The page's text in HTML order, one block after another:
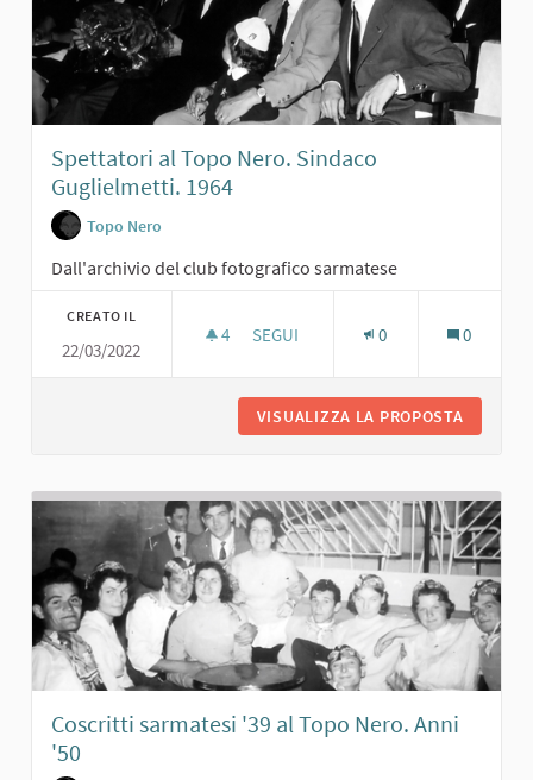
Spettatori al Topo Nero. Sindaco
Guglielmetti. 1964
Topo Nero
Dall'archivio del club fotografico sarmatese
CREATO IL
22/03/2022
4 4 SOSTENITORI
SEGUI 0 0
VISUALIZZA LA PROPOSTA
Coscritti sarmatesi '39 al Topo Nero. Anni
'50